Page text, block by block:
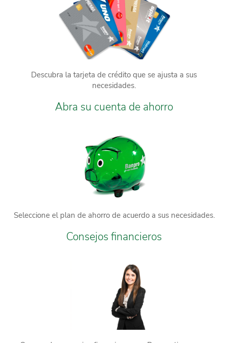
Descubra la tarjeta de crédito que se ajusta a sus
necesidades.
Abra su cuenta de ahorro
Seleccione el plan de ahorro de acuerdo a sus necesidades.
Consejos financieros